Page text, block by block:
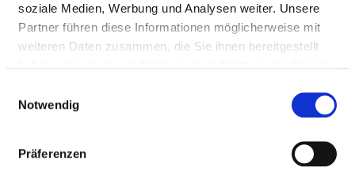
soziale Medien, Werbung und Analysen weiter. Unsere
Partner führen diese Informationen möglicherweise mit
weiteren Daten zusammen, die Sie ihnen bereitgestellt
Notwendig
Präferenzen
Medizinisch-pflegerische Leistungen
Service & Ausstattung
MEDIZINISCHES LEISTUNGSANGEBOT
DES KRANKENHAUSES
Welche Krankheiten werden in diesem Krankenhaus